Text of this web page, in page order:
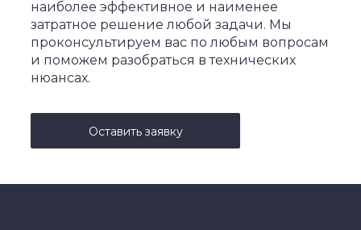
наиболее эффективное и наименее
затратное решение любой задачи. Мы
проконсультируем вас по любым вопросам
и поможем разобраться в технических
нюансах.
Оставить заявку